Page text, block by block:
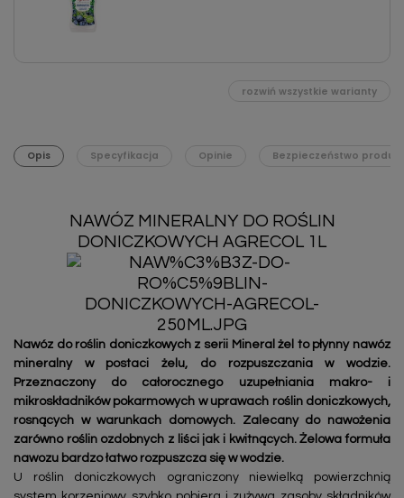
rozwiń wszystkie warianty
Opis Specyfikacja Opinie Bezpieczeństwo
NAWÓZ MINERALNY DO ROŚLIN
DONICZKOWYCH AGRECOL 1L
Nawóz do roślin doniczkowych z serii Mineral żel to płynny nawóz
mineralny w postaci żelu, do rozpuszczania w wodzie.
Przeznaczony do całorocznego uzupełniania makro- i
mikroskładników pokarmowych w uprawach roślin doniczkowych,
rosnących w warunkach domowych. Zalecany do nawożenia
zarówno roślin ozdobnych z liści jak i kwitnących. Żelowa formuła
nawozu bardzo łatwo rozpuszcza się w wodzie.
U roślin doniczkowych ograniczony niewielką powierzchnią